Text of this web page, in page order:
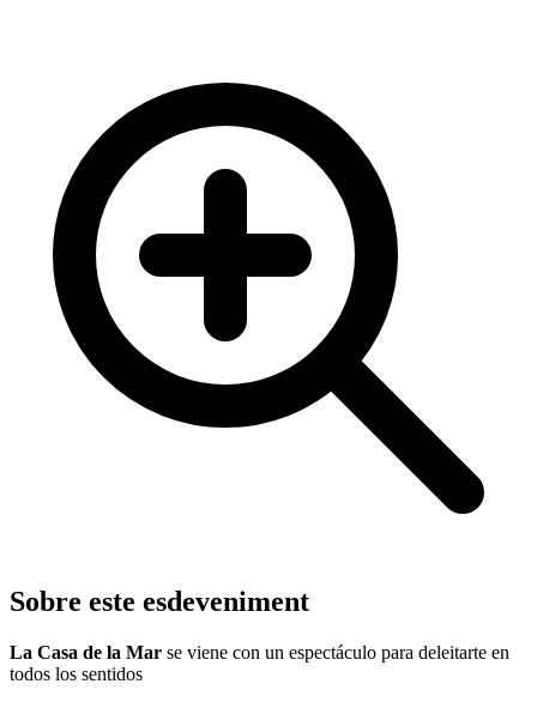
Sobre este esdeveniment
La Casa de la Mar se viene con un espectáculo para deleitarte en
todos los sentidos